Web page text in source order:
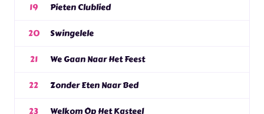
19 Pieten Clublied
20 Swingelele
21 We Gaan Naar Het Feest
22 Zonder Eten Naar Bed
23 Welkom Op Het Kasteel